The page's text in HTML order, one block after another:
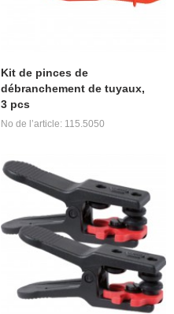
Kit de pinces de
débranchement de tuyaux,
3 pcs
No de l’article: 115.5050